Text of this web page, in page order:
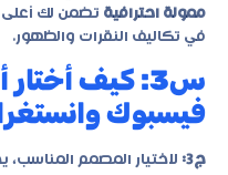
ممولة احترافية تضمن لك أعلى
في تكاليف النقرات والظهور.
س3: كيف
فيسبوك
ج3: لاختيار المصمم